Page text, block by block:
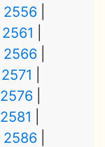
2556
2561
2566
2571
2576
2581
2586